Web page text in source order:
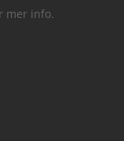
mer info.